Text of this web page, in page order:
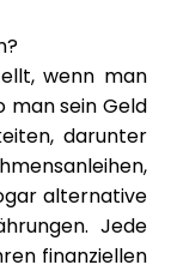
wenn man
man sein Geld
darunter
alternative
Jede
finanziellen